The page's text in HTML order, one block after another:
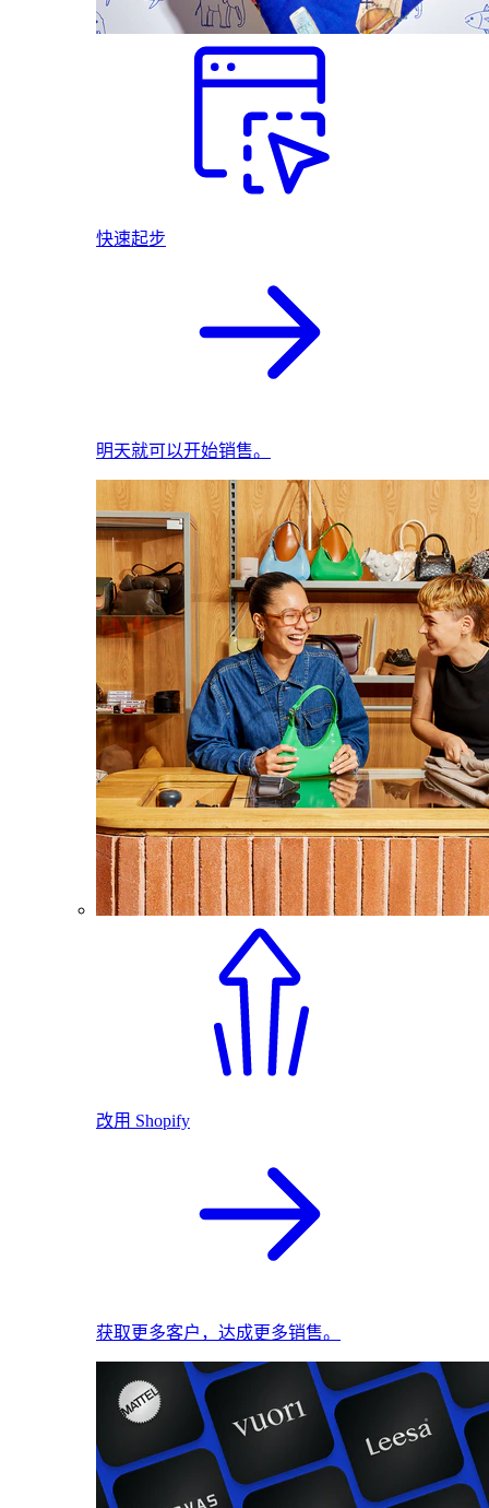
快速起步
明天就可以开始销售。
改用 Shopify
获取更多客户，达成更多销售。